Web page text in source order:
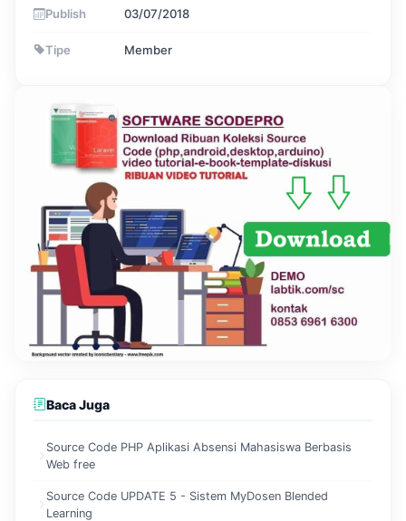
Publish 03/07/2018
Tipe Member
Baca Juga
Source Code PHP Aplikasi Absensi Mahasiswa Berbasis
Web free
Source Code UPDATE 5 - Sistem MyDosen Blended
Learning